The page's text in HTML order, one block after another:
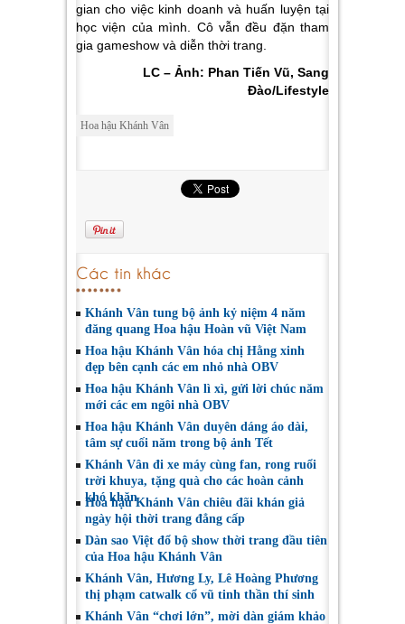
gian cho việc kinh doanh và huấn luyện tại
học viện của mình. Cô vẫn đều đặn tham
gia gameshow và diễn thời trang.
LC – Ảnh: Phan Tiến Vũ, Sang
Đào/Lifestyle
Hoa hậu Khánh Vân
Các tin khác
Khánh Vân tung bộ ảnh kỷ niệm 4 năm
đăng quang Hoa hậu Hoàn vũ Việt Nam
Hoa hậu Khánh Vân hóa chị Hằng xinh
đẹp bên cạnh các em nhỏ nhà OBV
Hoa hậu Khánh Vân lì xì, gửi lời chúc năm
mới các em ngôi nhà OBV
Hoa hậu Khánh Vân duyên dáng áo dài,
tâm sự cuối năm trong bộ ảnh Tết
Khánh Vân đi xe máy cùng fan, rong ruổi
trời khuya, tặng quà cho các hoàn cảnh
khó khăn
Hoa hậu Khánh Vân chiêu đãi khán giả
ngày hội thời trang đẳng cấp
Dàn sao Việt đổ bộ show thời trang đầu tiên
của Hoa hậu Khánh Vân
Khánh Vân, Hương Ly, Lê Hoàng Phương
thị phạm catwalk cổ vũ tinh thần thí sinh
Khánh Vân “chơi lớn”, mời dàn giám khảo